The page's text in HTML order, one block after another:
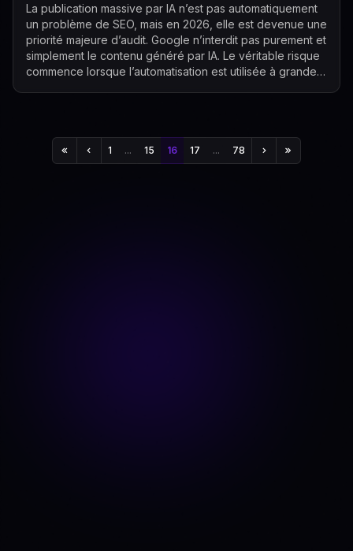
La publication massive par IA n’est pas automatiquement
un problème de SEO, mais en 2026, elle est devenue une
priorité majeure d’audit. Google n’interdit pas purement et
simplement le contenu généré par IA. Le véritable risque
commence lorsque l’automatisation est utilisée à grande
1 ... 15 16 17 ... 78